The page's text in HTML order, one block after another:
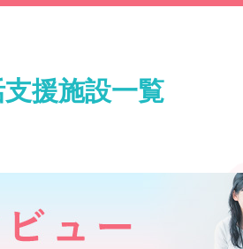
援施設一覧